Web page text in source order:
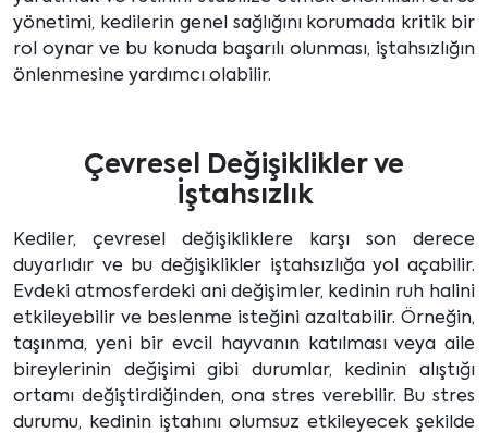
yönetimi, kedilerin genel sağlığını korumada kritik bir
rol oynar ve bu konuda başarılı olunması, iştahsızlığın
önlenmesine yardımcı olabilir.
Çevresel Değişiklikler ve
İştahsızlık
Kediler, çevresel değişikliklere karşı son derece
duyarlıdır ve bu değişiklikler iştahsızlığa yol açabilir.
Evdeki atmosferdeki ani değişimler, kedinin ruh halini
etkileyebilir ve beslenme isteğini azaltabilir. Örneğin,
taşınma, yeni bir evcil hayvanın katılması veya aile
bireylerinin değişimi gibi durumlar, kedinin alıştığı
ortamı değiştirdiğinden, ona stres verebilir. Bu stres
durumu, kedinin iştahını olumsuz etkileyecek şekilde